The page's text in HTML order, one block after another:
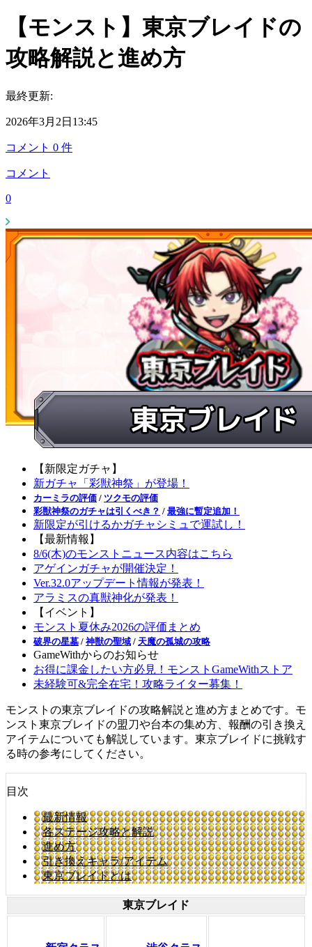
【モンスト】東京ブレイドの
攻略解説と進め方
最終更新:
2026年3月2日13:45
コメント 0 件
コメント
0
【新限定ガチャ】
新ガチャ「彩獣神祭」が登場！
カーミラの評価 / ツクモの評価
彩獣神祭のガチャは引くべき？ / 最強に暫定追加！
新限定が引けるかガチャシミュで運試し！
【最新情報】
8/6(木)のモンストニュース内容はこちら
アゲインガチャが開催決定！
Ver.32.0アップデート情報が発表！
アラミスの真獣神化が発表！
【イベント】
モンスト夏休み2026の評価まとめ
破界の星墓 / 神獣の聖域 / 天魔の孤城の攻略
GameWithからのお知らせ
お得に課金したい方必見！モンストGameWithストア
未経験可&完全在宅！攻略ライター募集！
モンストの東京ブレイドの攻略解説と進め方まとめです。モ
ンスト東京ブレイドの盟刀や台本の集め方、報酬の引き換え
アイテムについても解説しています。東京ブレイドに挑戦す
る時の参考にしてください。
目次
最新情報
各ステージ攻略と解説
進め方
引き換えキャラ/アイテム
東京ブレイドとは
東京ブレイド